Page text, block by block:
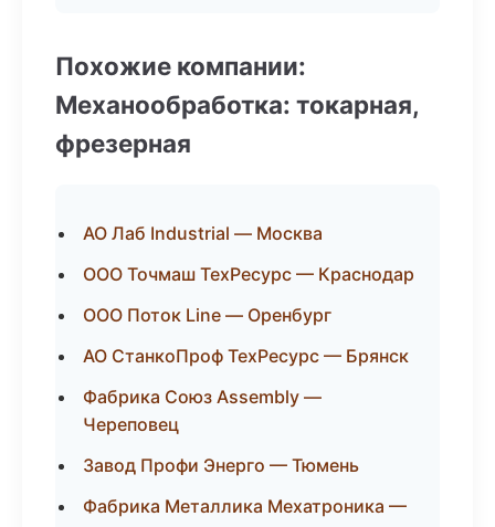
Похожие компании:
Механообработка: токарная,
фрезерная
АО Лаб Industrial — Москва
ООО Точмаш ТехРесурс — Краснодар
ООО Поток Line — Оренбург
АО СтанкоПроф ТехРесурс — Брянск
Фабрика Союз Assembly —
Череповец
Завод Профи Энерго — Тюмень
Фабрика Металлика Мехатроника —